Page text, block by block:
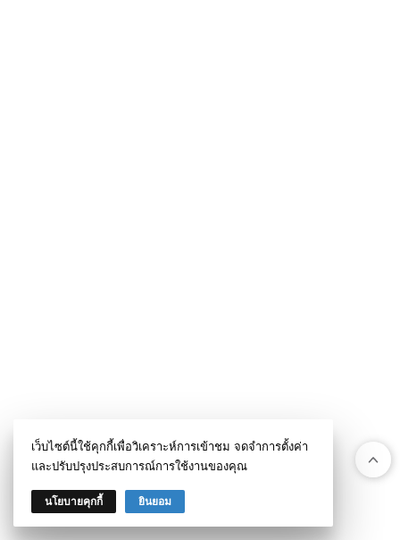
เว็บไซต์นี้ใช้คุกกี้เพื่อวิเคราะห์การเข้าชม จดจำการตั้งค่า
และปรับปรุงประสบการณ์การใช้งานของคุณ
นโยบายคุกกี้ ยินยอม